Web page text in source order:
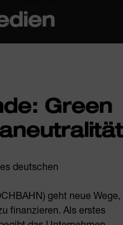
Green
deutschen
geht neue Wege,
finanzieren. Als erstes